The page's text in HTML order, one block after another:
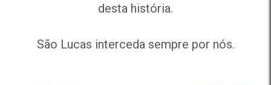
desta história.
São Lucas interceda sempre por nós.